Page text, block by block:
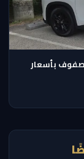
بثلاثة صفوف بأسعار